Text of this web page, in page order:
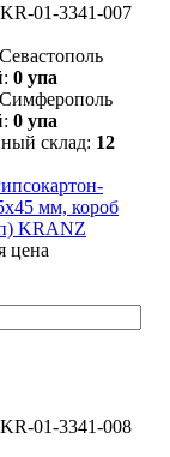
01-3341-007
0 упа
0 упа
склад: 12
мм, короб
KRANZ
цена
01-3341-008